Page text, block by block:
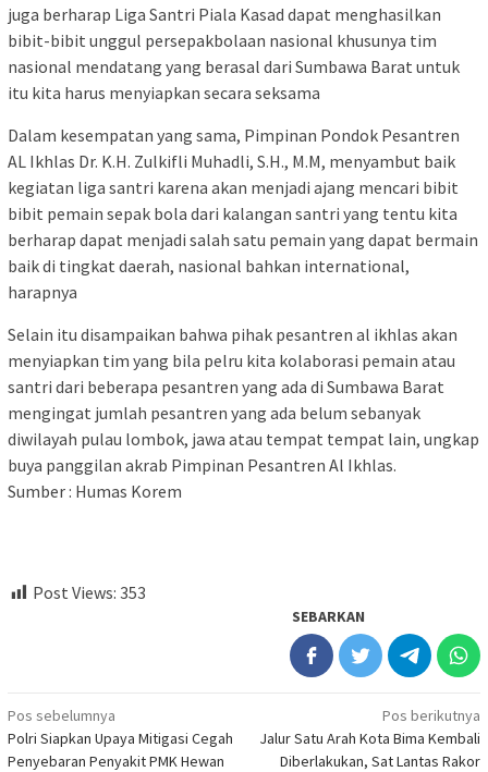
juga berharap Liga Santri Piala Kasad dapat menghasilkan
bibit-bibit unggul persepakbolaan nasional khusunya tim
nasional mendatang yang berasal dari Sumbawa Barat untuk
itu kita harus menyiapkan secara seksama
Dalam kesempatan yang sama, Pimpinan Pondok Pesantren
AL Ikhlas Dr. K.H. Zulkifli Muhadli, S.H., M.M, menyambut baik
kegiatan liga santri karena akan menjadi ajang mencari bibit
bibit pemain sepak bola dari kalangan santri yang tentu kita
berharap dapat menjadi salah satu pemain yang dapat bermain
baik di tingkat daerah, nasional bahkan international,
harapnya
Selain itu disampaikan bahwa pihak pesantren al ikhlas akan
menyiapkan tim yang bila pelru kita kolaborasi pemain atau
santri dari beberapa pesantren yang ada di Sumbawa Barat
mengingat jumlah pesantren yang ada belum sebanyak
diwilayah pulau lombok, jawa atau tempat tempat lain, ungkap
buya panggilan akrab Pimpinan Pesantren Al Ikhlas.
Sumber : Humas Korem
Post Views: 353
SEBARKAN
Navigasi
pos
Pos sebelumnya
Polri Siapkan Upaya Mitigasi Cegah
Penyebaran Penyakit PMK Hewan
Pos berikutnya
Jalur Satu Arah Kota Bima Kembali
Diberlakukan, Sat Lantas Rakor